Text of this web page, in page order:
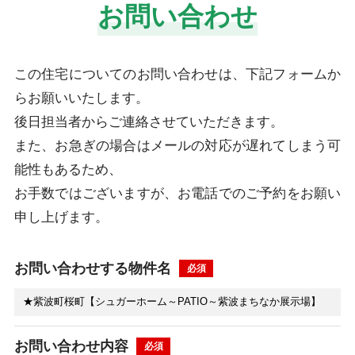
お問い合わせ
この住宅についてのお問い合わせは、下記フォームか
らお願いいたします。
後日担当者からご連絡させていただきます。
また、お急ぎの場合はメールの対応が遅れてしまう可
能性もあるため、
お手数ではございますが、お電話でのご予約をお願い
申し上げます。
お問い合わせする物件名
お問い合わせ内容